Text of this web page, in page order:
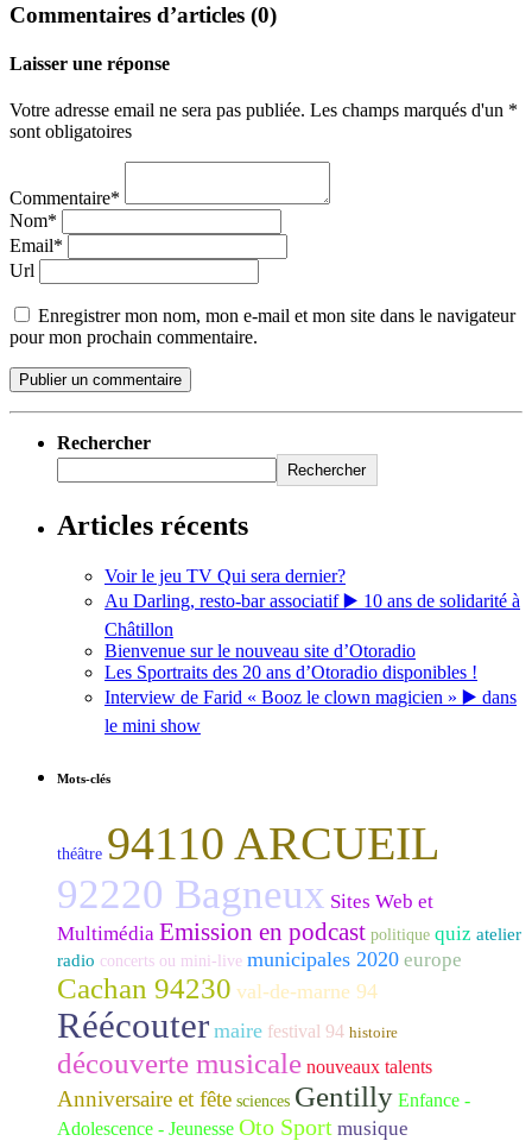
Commentaires d’articles (0)
Laisser une réponse
Votre adresse email ne sera pas publiée. Les champs marqués d'un *
sont obligatoires
Commentaire*
Nom*
Email*
Url
Enregistrer mon nom, mon e-mail et mon site dans le navigateur
pour mon prochain commentaire.
Rechercher
Rechercher
Articles récents
Voir le jeu TV Qui sera dernier?
Au Darling, resto-bar associatif ▶️ 10 ans de solidarité à
Châtillon
Bienvenue sur le nouveau site d’Otoradio
Les Sportraits des 20 ans d’Otoradio disponibles !
Interview de Farid « Booz le clown magicien » ▶️ dans
le mini show
Mots-clés
théâtre 94110 ARCUEIL
92220 Bagneux Sites Web et
Multimédia Emission en podcast politique quiz atelier
radio concerts ou mini-live municipales 2020 europe
Cachan 94230 val-de-marne 94
Réécouter maire festival 94 histoire
découverte musicale nouveaux talents
Anniversaire et fête sciences Gentilly Enfance -
Adolescence - Jeunesse Oto Sport musique